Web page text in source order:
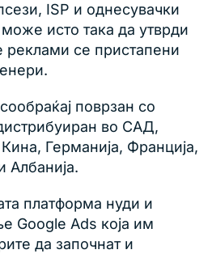
ISP и однесувачки
исто така да утврди
реклами се пристапени
поврзан со
во САД,
Германија, Франција,
Албанија.
платформа нуди и
Google Ads која им
да започнат и